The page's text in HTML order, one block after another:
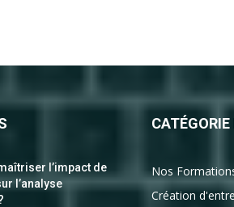
l’impact de
l’analyse
Nos
Création